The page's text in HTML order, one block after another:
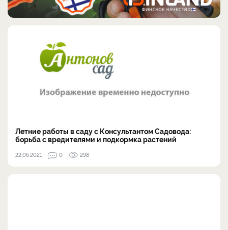
Летние работы в саду с Консультантом Садовода:
борьба с вредителями и подкормка растений
22.06.2021 0 298